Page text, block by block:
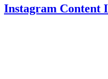
Instagram Content